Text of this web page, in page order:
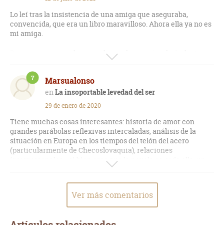
de nuestras vidas, como la de los personajes de la novela,
vistas desde una cierta dualidad entre peso y levedad, que
conllevaría a elegir la que mejor encaje en la existencia del
checo dentro de la cumbre de las letras modernas.
Lo leí tras la insistencia de una amiga que aseguraba,
convencida, que era un libro maravilloso. Ahora ella ya no es
mi amiga.
Bromas aparte, me ha costado mucho terminarlo. La lectura
se me hizo pesada, y la historia también. No solo, a mi juicio,
no ocurre nada interesante, sino que los personajes son
vulgares y también la filosofía que predica.
Marsualonso
La insoportable levedad del ser
7
29 de enero de 2020
Tiene muchas cosas interesantes: historia de amor con
grandes parábolas reflexivas intercaladas, análisis de la
situación en Europa en los tiempos del telón del acero
(particularmente de Checoslovaquia), relaciones
interpersonales... si bien creo que la novela es, toda ella, un
tanto pretenciosa y efectista, pues su desarrollo no es tan
Ver más comentarios